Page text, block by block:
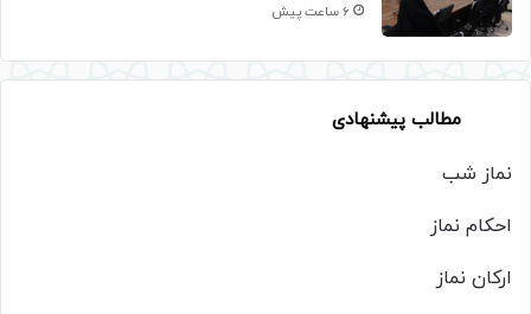
6 ساعت پیش
مطالب پیشنهادی
نماز شب
احکام نماز
ارکان نماز